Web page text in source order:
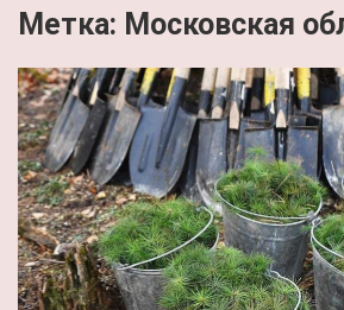
Метка: Московская